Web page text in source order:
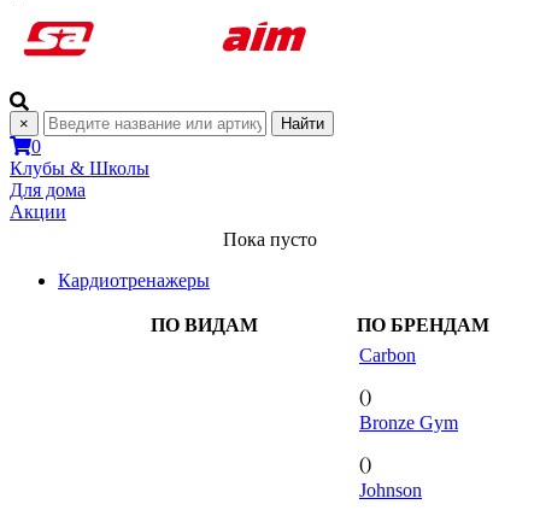
× Найти
0
Клубы & Школы
Для дома
Акции
Пока пусто
Кардиотренажеры
ПО ВИДАМ ПО БРЕНДАМ
Carbon
()
Bronze Gym
()
Johnson